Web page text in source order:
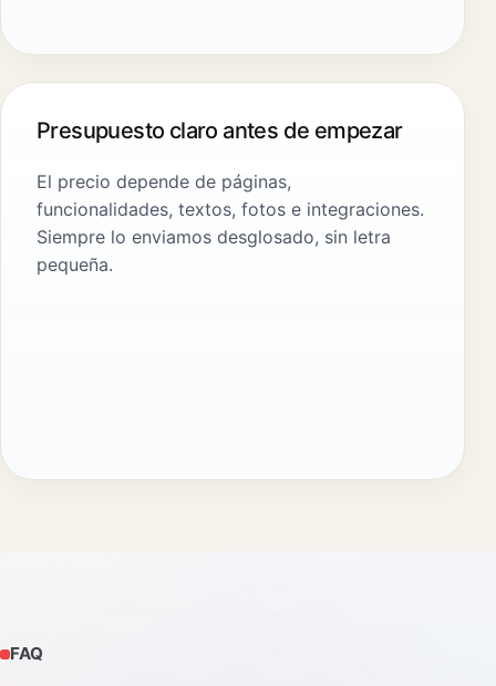
Presupuesto claro antes de empezar
El precio depende de páginas,
funcionalidades, textos, fotos e integraciones.
Siempre lo enviamos desglosado, sin letra
pequeña.
FAQ